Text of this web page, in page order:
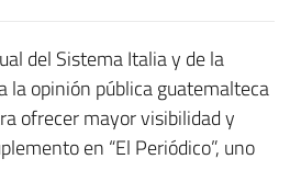
del Sistema Italia y de la
la opinión pública guatemalteca
ofrecer mayor visibilidad y
en “El Periódico”, uno